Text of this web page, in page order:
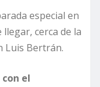
especial en
cerca de la
Luis Bertrán.
el